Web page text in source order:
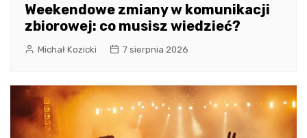
Weekendowe zmiany w komunikacji
zbiorowej: co musisz wiedzieć?
Michał Kozicki 7 sierpnia 2026